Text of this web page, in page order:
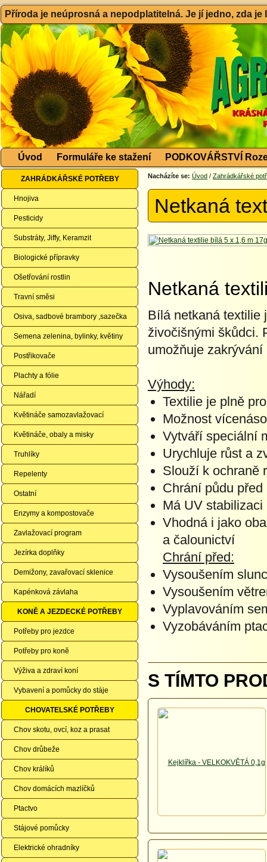
Příroda je neúprosná a nepodplatitelná. Je jí jedno, zda
Úvod Formuláře ke stažení PODKOVÁŘSTVÍ
ZAHRÁDKÁŘSKÉ POTŘEBY
Hnojiva
Pesticidy
Substráty, Jiffy, Keramzit
Biologické přípravky
Ošetřování rostlin
Travní směsi
Osiva, sadbové brambory ,sazečka
Semena zelenina, bylinky, květiny
Postřikovače
Plachty a fólie
Nářadí
Květináče samozavlažovací
Květináče, obaly a misky
Truhlíky
Repelenty
Ostatní
Enzymy a kompostovače
Zavlažovací program
Jezírka doplňky
Demižony, zavařovací sklenice
Kapénková závlaha
KONĚ A JEZDECKÉ POTŘEBY
Potřeby pro jezdce
Potřeby pro koně
Výživa a zdraví koní
Vybavení a pomůcky do stáje
CHOVATELSKÉ POTŘEBY
Chov skotu, ovcí, koz a prasat
Chov drůbeže
Chov králíků
Chov domácích mazlíčků
Ptactvo
Stájové pomůcky
Elektrické ohradníky
Nacházíte se: Úvod / Zahrádkářské
Netkaná
Netkaná
Bílá netkaná textilie
živočišnými škůdci.
umožňuje
Výhody:
Textilie je plně
Možnost
Vytváří speciální
Urychluje růst a
Slouží k ochraně
Chrání půdu
Má UV
Vhodná i jako
a čalounictví
Chrání před:
Vysoušením
Vysoušením
Vyplavováním
Vyzobáváním
S TÍMTO